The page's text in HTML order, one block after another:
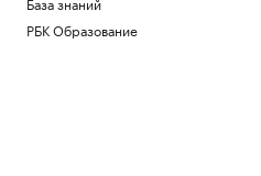
РБК Образование